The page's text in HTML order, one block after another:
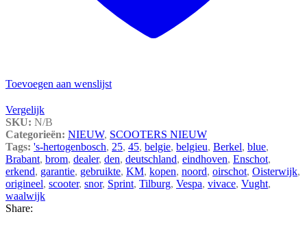
Toevoegen aan wenslijst
Vergelijk
SKU: N/B
Categorieën: NIEUW, SCOOTERS NIEUW
Tags: 's-hertogenbosch, 25, 45, belgie, belgieu, Berkel, blue,
Brabant, brom, dealer, den, deutschland, eindhoven, Enschot,
erkend, garantie, gebruikte, KM, kopen, noord, oirschot, Oisterwijk,
origineel, scooter, snor, Sprint, Tilburg, Vespa, vivace, Vught,
waalwijk
Share: